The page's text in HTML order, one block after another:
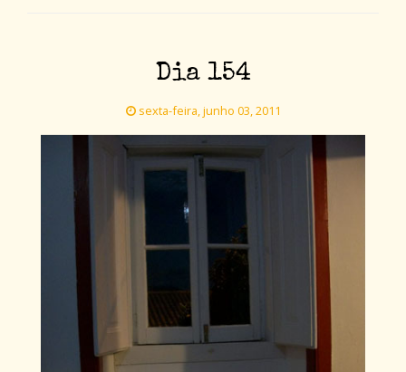
Dia 154
sexta-feira, junho 03, 2011